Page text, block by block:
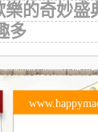
的奇妙盛
多